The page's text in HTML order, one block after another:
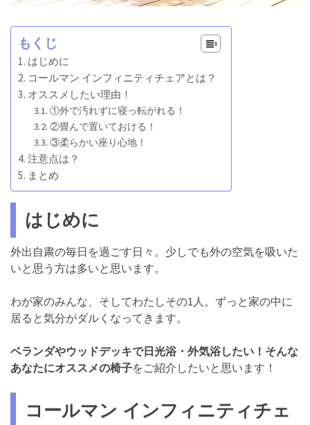
もくじ
はじめに
コールマン インフィニティチェアとは？
オススメしたい理由！
①外で汚れずに寝っ転がれる！
②畳んで置いておける！
③柔らかい座り心地！
注意点は？
まとめ
はじめに
外出自粛の毎日を過ごす日々。少しでも外の空気を吸いた
いと思う方は多いと思います。
わが家のみんな、そしてわたしその1人。ずっと家の中に
居ると気分がダルくなってきます。
ベランダやウッドデッキで日光浴・外気浴したい！そんな
あなたにオススメの椅子をご紹介したいと思います！
コールマン インフィニティチェ